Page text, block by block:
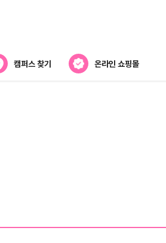
캠퍼스 찾기 온라인 쇼핑몰